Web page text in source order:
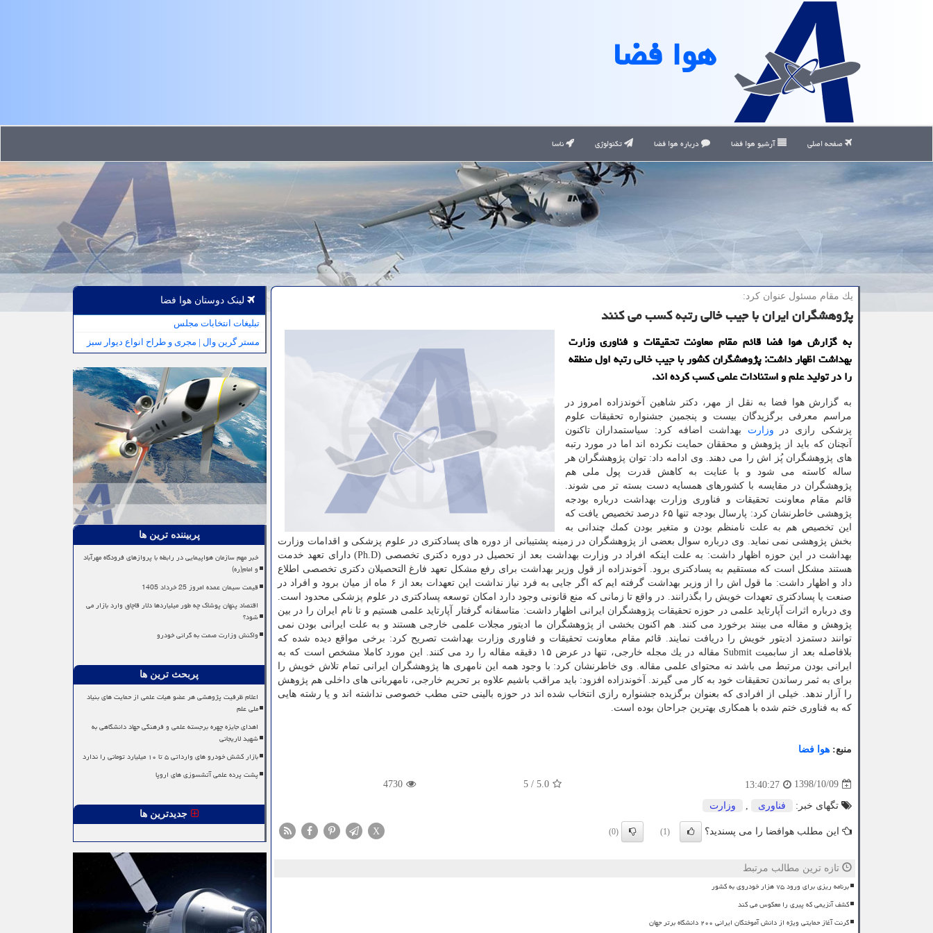
هوا فضا
صفحه اصلی آرشیو هوا فضا درباره هوا فضا تکنولوژی ناسا
یك مقام مسئول عنوان كرد:
پژوهشگران ایران با جیب خالی رتبه كسب می كنند
به گزارش هوا فضا قائم مقام معاونت تحقیقات و فناوری وزارت
بهداشت اظهار داشت: پژوهشگران كشور با جیب خالی رتبه اول منطقه
را در تولید علم و استنادات علمی كسب كرده اند.
به گزارش هوا فضا به نقل از مهر، دكتر شاهین آخوندزاده امروز در
مراسم معرفی برگزیدگان بیست و پنجمین جشنواره تحقیقات علوم
پزشكی رازی در وزارت بهداشت اضافه كرد: سیاستمداران تاكنون
آنچنان كه باید از پژوهش و محققان حمایت نكرده اند اما در مورد رتبه
های پژوهشگران پُز اش را می دهند. وی ادامه داد: توان پژوهشگران هر
ساله كاسته می شود و با عنایت به كاهش قدرت پول ملی هم
پژوهشگران در مقایسه با كشورهای همسایه دست بسته تر می شوند.
قائم مقام معاونت تحقیقات و فناوری وزارت بهداشت درباره بودجه
پژوهشی خاطرنشان كرد: پارسال بودجه تنها ۶۵ درصد تخصیص یافت كه
این تخصیص هم به علت نامنظم بودن و متغیر بودن كمك چندانی به
بخش پژوهشی نمی نماید. وی درباره سوال بعضی از پژوهشگران در زمینه پشتیبانی از دوره های پسادكتری در علوم پزشكی و اقدامات وزارت
بهداشت در این حوزه اظهار داشت: به علت اینكه افراد در وزارت بهداشت بعد از تحصیل در دوره دكتری تخصصی (Ph.D) دارای تعهد خدمت
هستند مشكل است كه مستقیم به پسادكتری برود. آخوندزاده از قول وزیر بهداشت برای رفع مشكل تعهد فارغ التحصیلان دكتری تخصصی اطلاع
داد و اظهار داشت: ما قول اش را از وزیر بهداشت گرفته ایم كه اگر جایی به فرد نیاز نداشت این تعهدات بعد از ۶ ماه از میان برود و افراد در
صنعت یا پسادكتری تعهدات خویش را بگذرانند. در واقع تا زمانی كه منع قانونی وجود دارد امكان توسعه پسادكتری در علوم پزشكی محدود است.
وی درباره اثرات آپارتاید علمی در حوزه تحقیقات پژوهشگران ایرانی اظهار داشت: متاسفانه گرفتار آپارتاید علمی هستیم و تا نام ایران را در بین
پژوهش و مقاله می بینند برخورد می كنند. هم اكنون بخشی از پژوهشگران ما ادیتور مجلات علمی خارجی هستند و به علت ایرانی بودن نمی
توانند دستمزد ادیتور خویش را دریافت نمایند. قائم مقام معاونت تحقیقات و فناوری وزارت بهداشت تصریح كرد: برخی مواقع دیده شده كه
بلافاصله بعد از سابمیت Submit مقاله در یك مجله خارجی، تنها در عرض ۱۵ دقیقه مقاله را رد می كنند. این مورد كاملا مشخص است كه به
ایرانی بودن مرتبط می باشد نه محتوای علمی مقاله. وی خاطرنشان كرد: با وجود همه این نامهری ها پژوهشگران ایرانی تمام تلاش خویش را
برای به ثمر رساندن تحقیقات خود به كار می گیرند. آخوندزاده افزود: باید مراقب باشیم علاوه بر تحریم خارجی، نامهربانی های داخلی هم پژوهش
را آزار ندهد. خیلی از افرادی كه بعنوان برگزیده جشنواره رازی انتخاب شده اند در حوزه بالینی حتی مطب خصوصی نداشته اند و یا رشته هایی
كه به فناوری ختم شده با همكاری بهترین جراحان بوده است.
منبع: هوا فضا
1398/10/09
13:40:27
5.0
/
5
4730
تگهای خبر: فناوری وزارت
این مطلب هوافضا را می پسندید؟ (1)
(0)
X
تازه ترین مطالب مرتبط
برنامه ریزی برای ورود ۷۵ هزار خودروی به کشور
کشف آنزیمی که پیری را معکوس می کند
گرنت آغاز حمایتی ویژه از دانش آموختگان ایرانی ۲۰۰ دانشگاه برتر جهان
لینک دوستان هوا فضا
تبلیغات انتخابات مجلس
مستر گرین وال | مجری و طراح انواع دیوار سبز
پربیننده ترین ها
خبر مهم سازمان هواپیمایی در رابطه با پروازهای فرودگاه مهرآباد
و امام(ره)
قیمت سیمان عمده امروز 25 خرداد 1405
اقتصاد پنهان پوشاک چه طور میلیاردها دلار قاچاق وارد بازار می
شود؟
واکنش وزارت صمت به گرانی خودرو
پربحث ترین ها
اعلام ظرفیت پژوهشی هر عضو هیات علمی از حمایت های بنیاد
ملی علم
اهدای جایزه چهره برجسته علمی و فرهنگی جهاد دانشگاهی به
شهید لاریجانی
بازار کشش خودرو های وارداتی ۵ تا ۱۰ میلیارد تومانی را ندارد
پشت پرده علمی آتشسوزی های اروپا
جدیدترین ها